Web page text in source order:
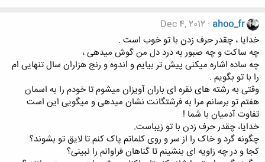
ahoo_fr
Dec 4, 2012
خدایا ، چقدر حرف زدن با تو خوب است .
چه ساکت و چه صبور به درد دل من گوش میدهی ،
چه ساده اشاره میکنی پیش تر بیایم و اندوه و رنج هزاران سال تنهایی ام
را با تو بگویم .
وقتی به رشته های نقره ای باران آویزان میشوم تا خودم را به اسمان
هفتم تو برسانم مرا به فرشتگانت نشان میدهی و میگویی این است
تفاوت آدمیان با شما !
خدایا، چقدر حرف زدن با تو زیباست.
چگونه گرد و خاک را از سر و روی کلماتم پاک کنم تا لایق تو بشوند؟
کجا و در چه زاویه ای بنشینم تا گناهان فراوانم را نبینی؟